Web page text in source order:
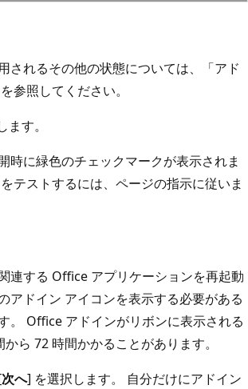
されるその他の状態については、「アド
参照してください。
ます。
時に緑色のチェックマークが表示されま
テストするには、ページの指示に従いま
連する Office アプリケーションを再起動
アドイン アイコンを表示する必要がある
。 Office アドインがリボンに表示される
から 72 時間かかることがあります。
次へ] を選択します。 自分だけにアドイン